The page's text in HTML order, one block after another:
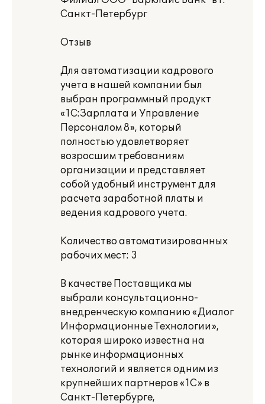
Санкт-Петербург
Отзыв
Для автоматизации кадрового
учета в нашей компании был
выбран программный продукт
«1С:Зарплата и Управление
Персоналом 8», который
полностью удовлетворяет
возросшим требованиям
организации и представляет
собой удобный инструмент для
расчета заработной платы и
ведения кадрового учета.
Количество автоматизированных
рабочих мест: 3
В качестве Поставщика мы
выбрали консультационно-
внедренческую компанию «Диалог
Информационные Технологии»,
которая широко известна на
рынке информационных
технологий и является одним из
крупнейших партнеров «1С» в
Санкт-Петербурге,